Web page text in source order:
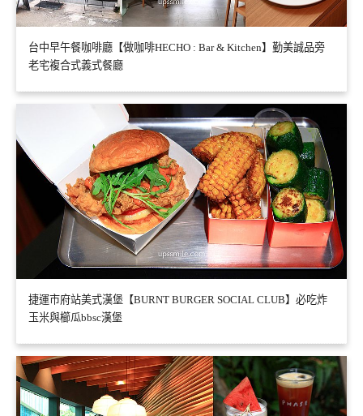
台中早午餐咖啡廳【做咖啡HECHO : Bar & Kitchen】勤美誠品旁
老宅複合式義式餐廳
捷運市府站美式漢堡【BURNT BURGER SOCIAL CLUB】必吃炸
玉米與櫛瓜bbsc漢堡